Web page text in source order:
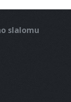
slalomu